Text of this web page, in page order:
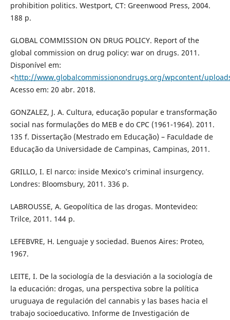
prohibition politics. Westport, CT: Greenwood Press, 2004.
188 p.
GLOBAL COMMISSION ON DRUG POLICY. Report of the
global commission on drug policy: war on drugs. 2011.
Disponível em:
<http://www.globalcommissionondrugs.org/wpcontent/
Acesso em: 20 abr. 2018.
GONZALEZ, J. A. Cultura, educação popular e transformação
social nas formulações do MEB e do CPC (1961-1964). 2011.
135 f. Dissertação (Mestrado em Educação) – Faculdade de
Educação da Universidade de Campinas, Campinas, 2011.
GRILLO, I. El narco: inside Mexico’s criminal insurgency.
Londres: Bloomsbury, 2011. 336 p.
LABROUSSE, A. Geopolítica de las drogas. Montevideo:
Trilce, 2011. 144 p.
LEFEBVRE, H. Lenguaje y sociedad. Buenos Aires: Proteo,
1967.
LEITE, I. De la sociología de la desviación a la sociología de
la educación: drogas, una perspectiva sobre la política
uruguaya de regulación del cannabis y las bases hacia el
trabajo socioeducativo. Informe de Investigación de